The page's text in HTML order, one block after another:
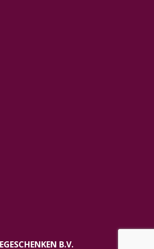
B.V.